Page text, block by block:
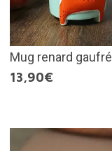
Mug renard gaufré
13,90€